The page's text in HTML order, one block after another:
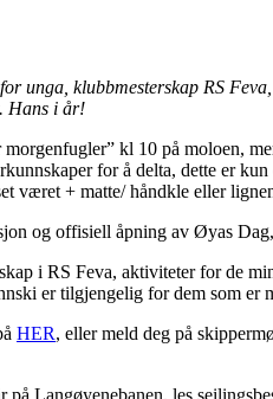
unga, klubbmesterskap RS
Hans i år!
morgenfugler” kl 10 på moloen,
for å delta, dette er
været + matte/ håndkle eller
og offisiell åpning av Øyas
i RS Feva, aktiviteter for de
er tilgjengelig for dem som er
HER, eller meld deg på
på Langøyenebanen, les